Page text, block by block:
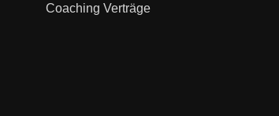
Coaching Verträge